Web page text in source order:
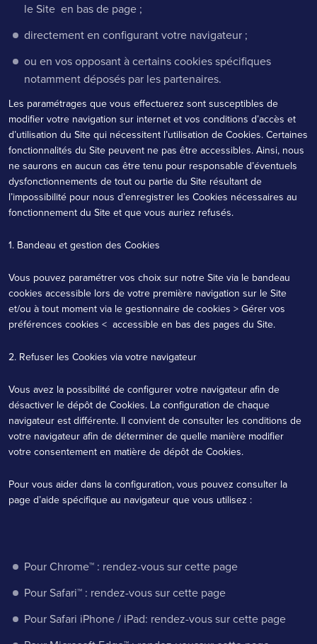
le Site en bas de page ;
directement en configurant votre navigateur ;
ou en vos opposant à certains cookies spécifiques
notamment déposés par les partenaires.
Les paramétrages que vous effectuerez sont susceptibles de
modifier votre navigation sur internet et vos conditions d’accès et
d’utilisation du Site qui nécessitent l’utilisation de Cookies. Certaines
fonctionnalités du Site peuvent ne pas être accessibles. Ainsi, nous
ne saurons en aucun cas être tenu pour responsable d’éventuels
dysfonctionnements de tout ou partie du Site résultant de
l’impossibilité pour nous d’enregistrer les Cookies nécessaires au
fonctionnement du Site et que vous auriez refusés.
1. Bandeau et gestion des Cookies
Vous pouvez paramétrer vos choix sur notre Site via le bandeau
cookies accessible lors de votre première navigation sur le Site
et/ou à tout moment via le gestionnaire de cookies > Gérer vos
préférences cookies < accessible en bas des pages du Site.
2. Refuser les Cookies via votre navigateur
Vous avez la possibilité de configurer votre navigateur afin de
désactiver le dépôt de Cookies. La configuration de chaque
navigateur est différente. Il convient de consulter les conditions de
votre navigateur afin de déterminer de quelle manière modifier
votre consentement en matière de dépôt de Cookies.
Pour vous aider dans la configuration, vous pouvez consulter la
page d’aide spécifique au navigateur que vous utilisez :
Pour Chrome™ : rendez-voussur cette page
Pour Safari™ : rendez-voussur cette page
Pour Safari iPhone / iPad: rendez-voussur cette page